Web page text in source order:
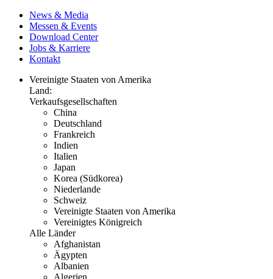
News & Media
Messen & Events
Download Center
Jobs & Karriere
Kontakt
Vereinigte Staaten von Amerika
Land:
Verkaufsgesellschaften
China
Deutschland
Frankreich
Indien
Italien
Japan
Korea (Südkorea)
Niederlande
Schweiz
Vereinigte Staaten von Amerika
Vereinigtes Königreich
Alle Länder
Afghanistan
Ägypten
Albanien
Algerien